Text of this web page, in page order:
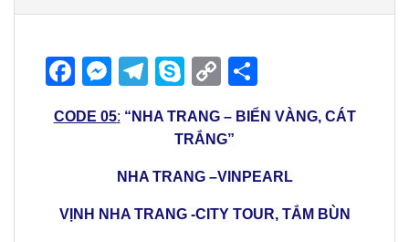
Facebook
Messenger
Telegram
Skype
Copy
Link
CODE 05: “NHA TRANG – BIỂN VÀNG, CÁT
TRẮNG”
NHA TRANG –VINPEARL
VỊNH NHA TRANG -CITY TOUR, TẮM BÙN